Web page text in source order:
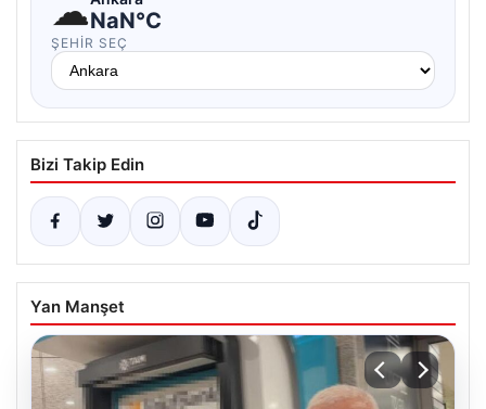
☁NaN°C
ŞEHIR SEÇ
Bizi Takip Edin
Yan Manşet